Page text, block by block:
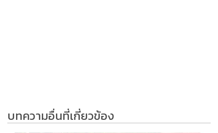
บทความอื่นที่เกี่ยวข้อง